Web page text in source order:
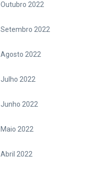
Outubro 2022
Setembro 2022
Agosto 2022
Julho 2022
Junho 2022
Maio 2022
Abril 2022